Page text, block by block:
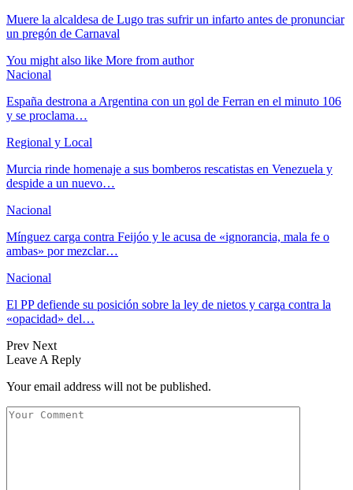
Muere la alcaldesa de Lugo tras sufrir un infarto antes de pronunciar
un pregón de Carnaval
You might also like More from author
Nacional
España destrona a Argentina con un gol de Ferran en el minuto 106
y se proclama…
Regional y Local
Murcia rinde homenaje a sus bomberos rescatistas en Venezuela y
despide a un nuevo…
Nacional
Mínguez carga contra Feijóo y le acusa de «ignorancia, mala fe o
ambas» por mezclar…
Nacional
El PP defiende su posición sobre la ley de nietos y carga contra la
«opacidad» del…
Prev Next
Leave A Reply
Your email address will not be published.